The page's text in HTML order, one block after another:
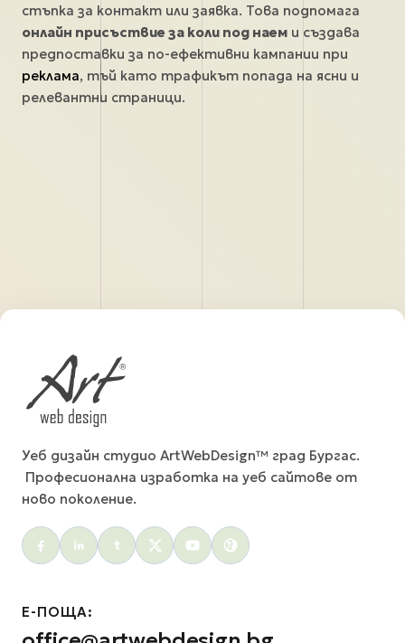
стъпка за контакт или заявка. Това подпомага
онлайн присъствие за коли под наем и създава
предпоставки за по-ефективни кампании при
реклама, тъй като трафикът попада на ясни и
релевантни страници.
Уеб дизайн студио ArtWebDesign™ град Бургас.
Професионална изработка на уеб сайтове от
ново поколение.
Social menu
Е-ПОЩА: